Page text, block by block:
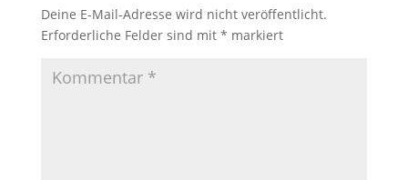
Deine E-Mail-Adresse wird nicht veröffentlicht.
Erforderliche Felder sind mit * markiert